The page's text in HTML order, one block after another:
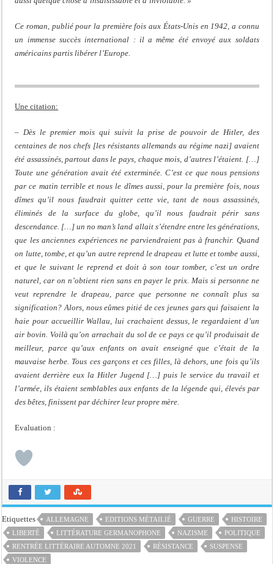
Ce roman, publié pour la première fois aux États-Unis en 1942, a connu
un immense succès international : il a même été envoyé aux soldats
américains partis libérer l’Europe.
Une citation:
– Dès le premier mois qui suivit la prise de pouvoir de Hitler, des
centaines de nos chefs [les résistants allemands au régime nazi] avaient
été assassinés, partout dans le pays, chaque mois, d’autres l’étaient. […]
Toute une génération avait été exterminée. C’est ce que nous pensions
par ce matin terrible et nous le dîmes aussi, pour la première fois, nous
dîmes qu’il nous faudrait quitter cette vie, tant de nous assassinés,
éliminés de la surface du globe, qu’il nous faudrait périr sans
descendance. […] un no man’s land allait s’étendre entre les générations,
que les anciennes expériences ne parviendraient pas à franchir. Quand
on lutte, tombe, et qu’un autre reprend le drapeau et lutte et tombe aussi,
et que le suivant le reprend et doit à son tour tomber, c’est un ordre
naturel, car on n’obtient rien sans en payer le prix. Mais si personne ne
veut reprendre le drapeau, parce que personne ne connaît plus sa
signification? Alors, nous eûmes pitié de ces jeunes gars qui faisaient la
haie pour accueillir Wallau, lui crachaient dessus, le regardaient d’un
air bovin. Voilà qu’on arrachait du sol de ce pays ce qu’il produisait de
meilleur, parce qu’aux enfants on avait enseigné que c’était de la
mauvaise herbe. Tous ces garçons et ces filles, là dehors, une fois qu’ils
avaient derrière eux la Hitler Jugend […] puis le service du travail et
l’armée, ils étaient semblables aux enfants de la légende qui, élevés par
des bêtes, finissent par déchirer leur propre mère.
Evaluation :
Etiquettes ALLEMAGNE EDITIONS MÉTAILIÉ GUERRE
HISTOIRE
LIBERTÉ
LITTÉRATURE GERMANOPHONE NAZISME
POLITIQUE
RENTRÉE LITTÉRAIRE AUTOMNE 2021
RÉSISTANCE
SUSPENSE
VIOLENCE